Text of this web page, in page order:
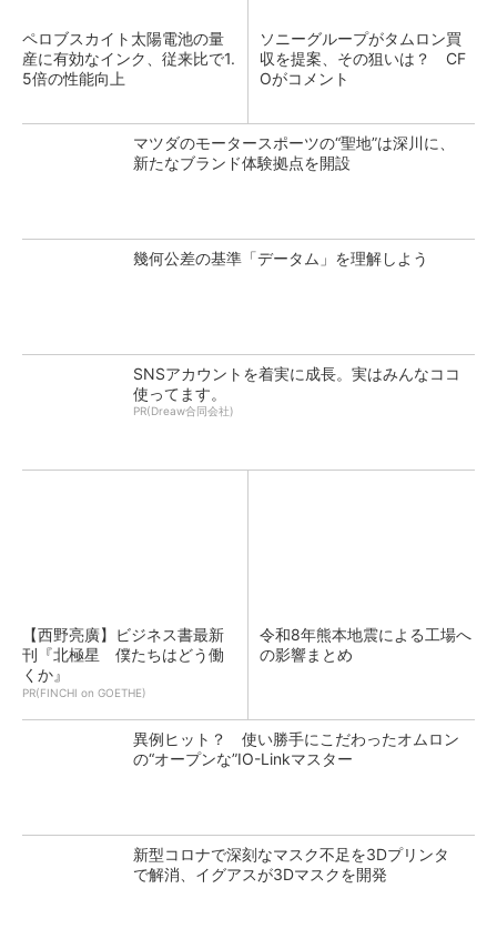
ペロブスカイト太陽電池の量
産に有効なインク、従来比で1.
5倍の性能向上
ソニーグループがタムロン買
収を提案、その狙いは？ CF
Oがコメント
マツダのモータースポーツの“聖地”は深川に、
新たなブランド体験拠点を開設
幾何公差の基準「データム」を理解しよう
SNSアカウントを着実に成長。実はみんなココ
使ってます。
PR(Dreaw合同会社)
【西野亮廣】ビジネス書最新
刊『北極星 僕たちはどう働
くか』
PR(FINCHI on GOETHE)
令和8年熊本地震による工場へ
の影響まとめ
異例ヒット？ 使い勝手にこだわったオムロン
の“オープンな”IO-Linkマスター
新型コロナで深刻なマスク不足を3Dプリンタ
で解消、イグアスが3Dマスクを開発